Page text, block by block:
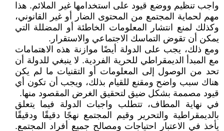
واجب تنظيم ووضع قيود على استخدامها غير الملائم. هذا
مهم لحماية المجتمع من المحتوى الضار أو غير القانوني،
وكذلك لمنع انتشار المعلومات الخاطئة أو المضللة التي
يمكن أن تقوض التماسك الاجتماعي والاستقرار.
ومع ذلك، يجب على الدولة أيضًا موازنة هذه الاهتمامات
مع المبدأ الديمقراطي للحرية الفردية. لا ينبغي للدولة أن
تحد من الوصول إلى المعلومات أو التقنيات ما لم يكن
هناك سبب واضح ومقنع للقيام بذلك، ويجب أن تكون أي
قيود مصممة بشكل ضيق لتحقيق الغرض المقصود منها.
في نهاية المطاف، تتطلب واجبات الدولة فيما يتعلق
بالديمقراطية والتحرير وقيم المجتمع نهجًا دقيقًا ودقيقًا
يأخذ في الاعتبار احتياجات ومصالح جميع أفراد المجتمع.